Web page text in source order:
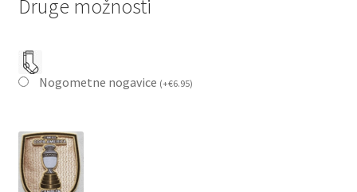
Druge možnosti
Nogometne nogavice (+€6.95)